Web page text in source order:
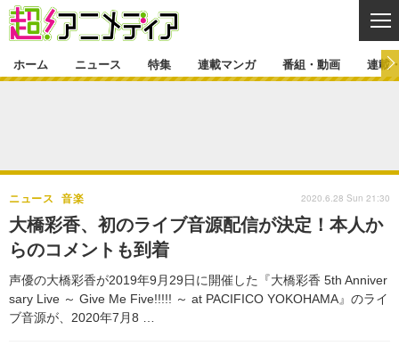
ゲーム・アプリ マンガ
グッズ
声優 コスプレ
舞台
特集一覧 カバー
ラキりす
連載マンガ
連載マンガ一覧 連載一覧
番組・動画
番組・動画一覧
動画
連載・ブログ
連載・ブログ一覧 コラム
編集部ブログ・お知らせ
ホーム ニュース 特集 連載マンガ 番組・動画 連載
大橋彩香、初のライブ音源配信が決定！本人か
らのコメントも到着
声優の大橋彩香が2019年9月29日に開催した『大橋彩香 5th Anniver
sary Live ～ Give Me Five!!!!! ～ at PACIFICO YOKOHAMA』のライ
ブ音源が、2020年7月8 …
ニュース 音楽 2020.6.28 Sun 21:30